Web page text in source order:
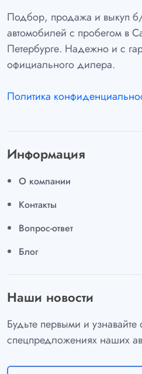
Подбор, продажа и выкуп
автомобилей с пробегом в
Петербурге. Надежно и с
официального дилера.
Политика
Информация
О компании
Контакты
Вопрос-ответ
Блог
Наши новости
Будьте первыми и
спецпредложениях наших